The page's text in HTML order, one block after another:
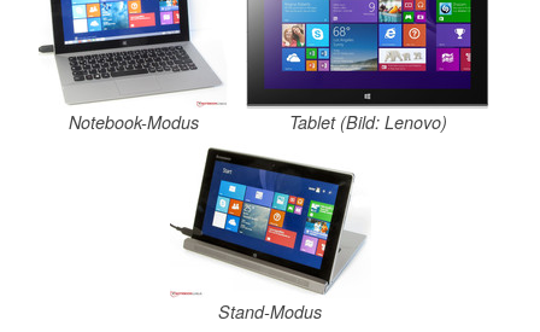
Notebook-Modus Tablet (Bild: Lenovo)
Stand-Modus